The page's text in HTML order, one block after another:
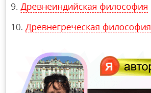
Древнеиндийская философия
Древнегреческая философия